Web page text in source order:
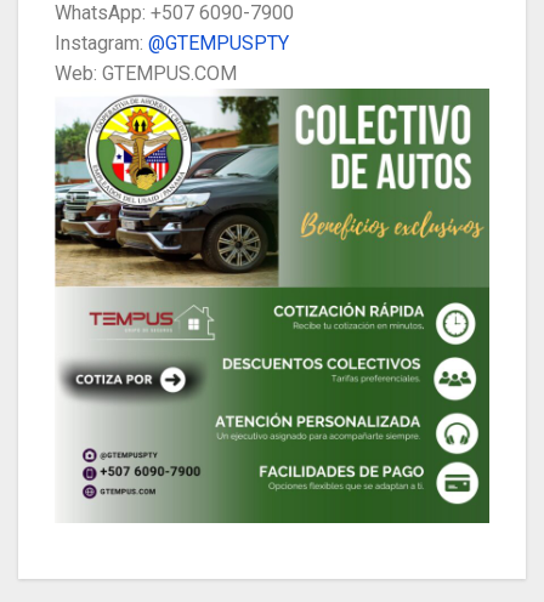
​WhatsApp: +507 6090-7900
​Instagram: @GTEMPUSPTY
​Web: GTEMPUS.COM